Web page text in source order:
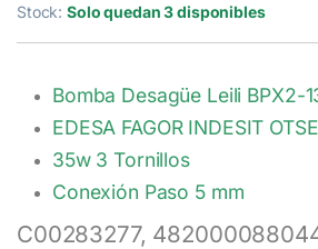
Stock:Solo quedan 3 disponibles
Bomba Desagüe Leili BPX2-
EDESA FAGOR INDESIT
35w 3 Tornillos
Conexión Paso 5 mm
C00283277,